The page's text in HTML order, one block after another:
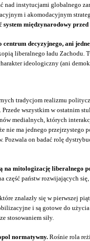
nad instytucjami globalnego
i akomodacyjnym
międzynarodowy
decyzyjnego, ani
liberalnego ładu
ideologiczny (ani
tradycjom realizmu
. Przede wszystkim w ostatnim
medialnych, których
nie ma jednego przejrzystego
Pozwala on badać rolę
na mitologizację liberalnego
część państw rozwijających
znalazły się w pierwszej
i są gotowe do
stosowaniem siły.
normatywny. Rośnie rola